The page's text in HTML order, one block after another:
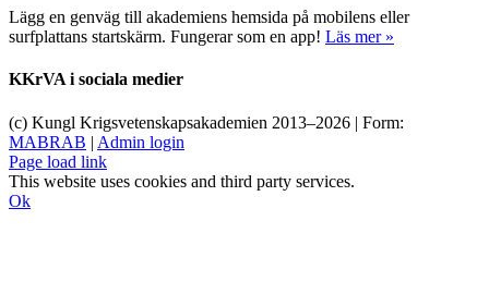
Lägg en genväg till akademiens hemsida på mobilens eller
surfplattans startskärm. Fungerar som en app! Läs mer »
KKrVA i sociala medier
(c) Kungl Krigsvetenskapsakademien 2013–2026 | Form:
MABRAB | Admin login
Page load link
This website uses cookies and third party services.
Ok